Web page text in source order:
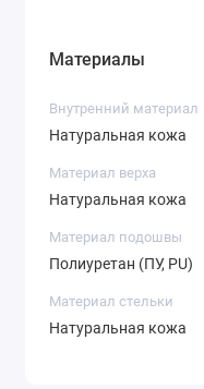
Материалы
Внутренний материал
Натуральная кожа
Материал верха
Натуральная кожа
Материал подошвы
Полиуретан (ПУ, PU)
Материал стельки
Натуральная кожа